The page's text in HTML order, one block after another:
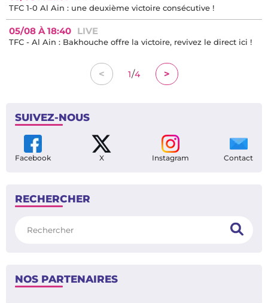
TFC 1-0 Al Ain : une deuxième victoire consécutive !
05/08 À 18:40 LIVE
TFC - Al Ain : Bakhouche offre la victoire, revivez le direct ici !
< 1/4 >
SUIVEZ-NOUS
Facebook X Instagram Contact
RECHERCHER
NOS PARTENAIRES